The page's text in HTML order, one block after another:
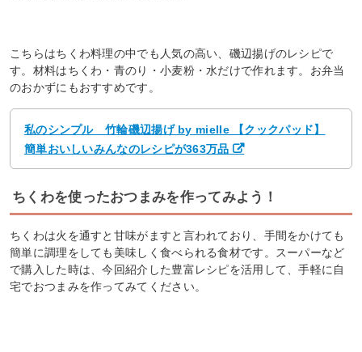
こちらはちくわ料理の中でも人気の高い、磯辺揚げのレシピで
す。材料はちくわ・青のり・小麦粉・水だけで作れます。お弁当
のおかずにもおすすめです。
私のシンプル 竹輪磯辺揚げ by mielle 【クックパッド】
簡単おいしいみんなのレシピが363万品
ちくわを使ったおつまみを作ってみよう！
ちくわは火を通すと甘味がますと言われており、手間をかけても
簡単に調理をしても美味しく食べられる食材です。スーパーなど
で購入した時は、今回紹介した豊富レシピを活用して、手軽に自
宅でおつまみを作ってみてください。